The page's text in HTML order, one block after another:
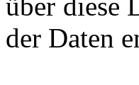
der Daten